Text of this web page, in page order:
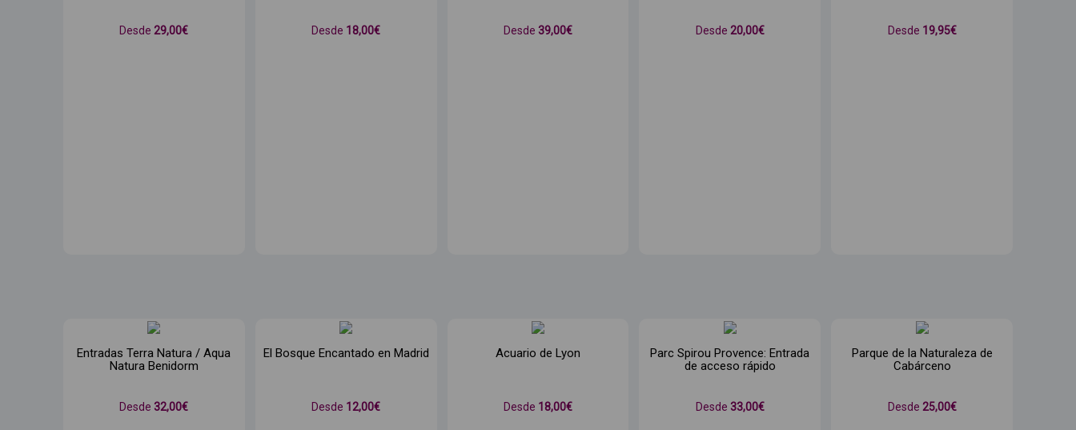
Desde 29,00€ Desde 18,00€ Desde 39,00€ Desde 20,00€ Desde 19,95€
Entradas Terra Natura / Aqua
Natura Benidorm
Desde32,00€
El Bosque Encantado en Madrid
Desde 12,00€
Acuario de Lyon
Desde 18,00€
Parc Spirou Provence: Entrada
de acceso rápido
Desde 33,00€
Parque de la Naturaleza de
Cabárceno
Desde 25,00€